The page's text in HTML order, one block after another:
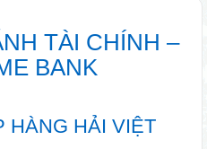
TÀI CHÍNH –
BANK
HÀNG HẢI VIỆT